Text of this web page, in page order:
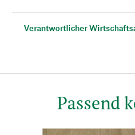
Verantwortlicher
Passend